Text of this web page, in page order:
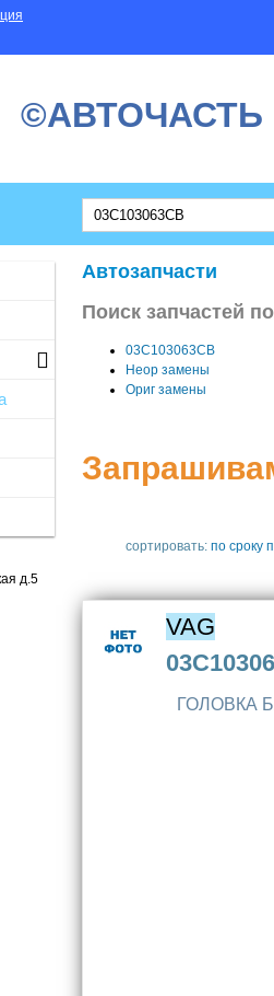
©АВТОЧАСТЬ
д.5
Автозапчасти
Поиск запчастей
03C103063CB
Неор замены
Ориг замены
сортировать: по сроку
VAG
ГОЛОВКА